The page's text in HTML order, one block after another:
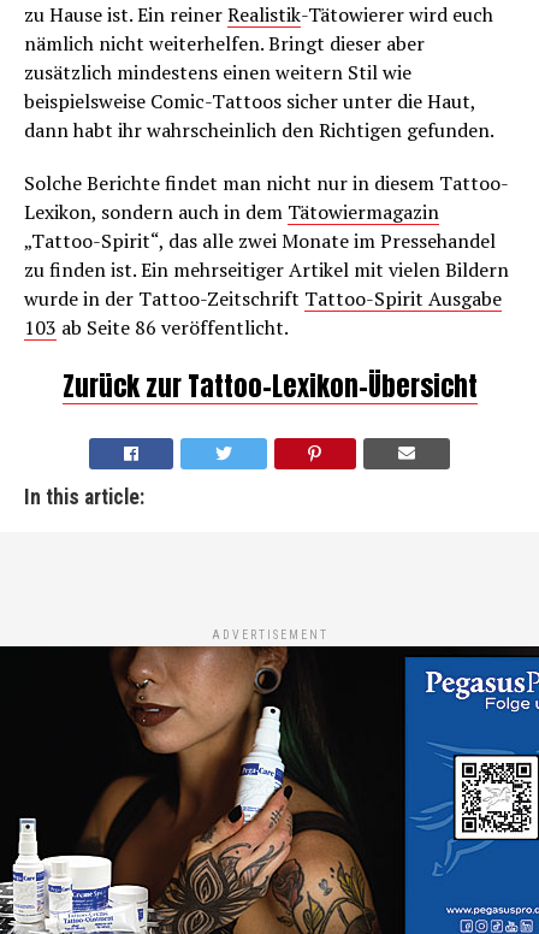
zu Hause ist. Ein reinerRealistik-Tätowierer wird euch
nämlich nicht weiterhelfen. Bringt dieser aber
zusätzlich mindestens einen weitern Stil wie
beispielsweise Comic-Tattoos sicher unter die Haut,
dann habt ihr wahrscheinlich den Richtigen gefunden.
Solche Berichte findet man nicht nur in diesem Tattoo-
Lexikon, sondern auch in dem Tätowiermagazin
„Tattoo-Spirit“, das alle zwei Monate im Pressehandel
zu finden ist. Ein mehrseitiger Artikel mit vielen Bildern
wurde in der Tattoo-Zeitschrift Tattoo-Spirit Ausgabe
103 ab Seite 86 veröffentlicht.
Zurück zur Tattoo-Lexikon-Übersicht
In this article:
ADVERTISEMENT